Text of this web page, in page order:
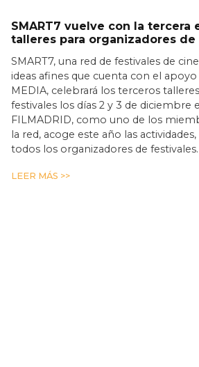
SMART7 vuelve con la tercera
talleres para organizadores
SMART7, una red de festivales de
ideas afines que cuenta con el
MEDIA, celebrará los terceros
festivales los días 2 y 3 de diciembre
FILMADRID, como uno de los
la red, acoge este año las
todos los organizadores de festivales.
LEER MÁS >>